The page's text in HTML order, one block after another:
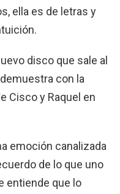
ella es de letras y
disco que sale al
demuestra con la
Cisco y Raquel en
emoción canalizada
de lo que uno
entiende que lo